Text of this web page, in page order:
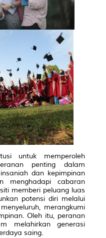
untuk memperoleh
penting dalam
dan kepimpinan
menghadapi cabaran
memberi peluang luas
potensi diri melalui
merangkumi
Oleh itu, peranan
melahirkan generasi
saing.